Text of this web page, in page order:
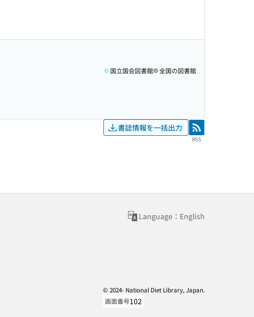
国立国会図書館 全国の図書館
書誌情報を一括出力 RSS
RSS
Language：English
© 2024- National Diet Library, Japan.
画面番号102